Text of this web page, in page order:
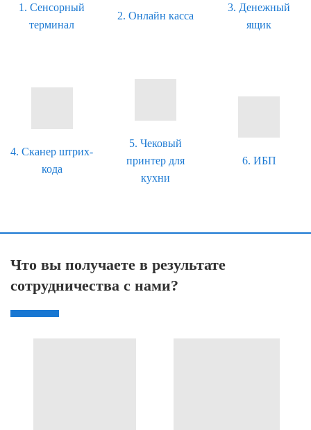
1. Сенсорный
терминал
2. Онлайн касса
3. Денежный
ящик
4. Сканер штрих-
кода
5. Чековый
принтер для
кухни
6. ИБП
Что вы получаете в результате
сотрудничества с нами?